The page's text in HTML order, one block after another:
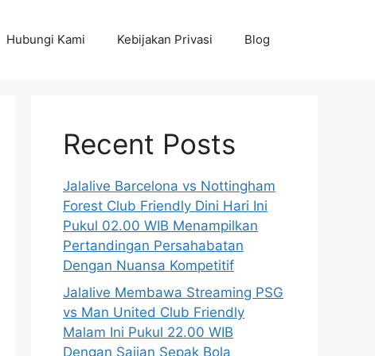
Hubungi Kami Kebijakan Privasi Blog
Recent Posts
Jalalive Barcelona vs Nottingham
Forest Club Friendly Dini Hari Ini
Pukul 02.00 WIB Menampilkan
Pertandingan Persahabatan
Dengan Nuansa Kompetitif
Jalalive Membawa Streaming PSG
vs Man United Club Friendly
Malam Ini Pukul 22.00 WIB
Dengan Sajian Sepak Bola